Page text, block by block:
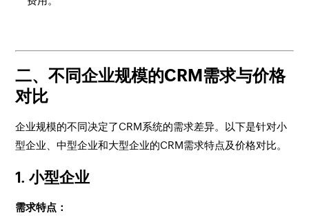
二、不同企业规模的CRM需求与价格
对比
企业规模的不同决定了CRM系统的需求差异。以下是针对小
型企业、中型企业和大型企业的CRM需求特点及价格对比。
1. 小型企业
需求特点：